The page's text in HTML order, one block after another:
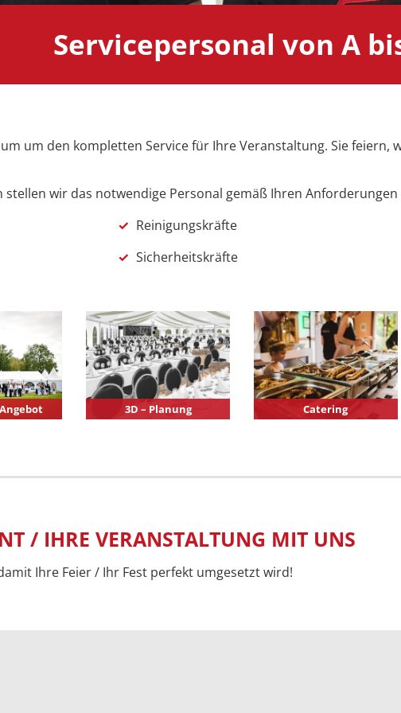
Servicepersonal von A
um den kompletten Service für Ihre Veranstaltung. Sie feiern,
wir das notwendige Personal gemäß Ihren
✓ Reinigungskräfte
✓ Sicherheitskräfte
3D – Planung Catering
/ IHRE VERANSTALTUNG MIT UNS
Ihre Feier / Ihr Fest perfekt umgesetzt wird!